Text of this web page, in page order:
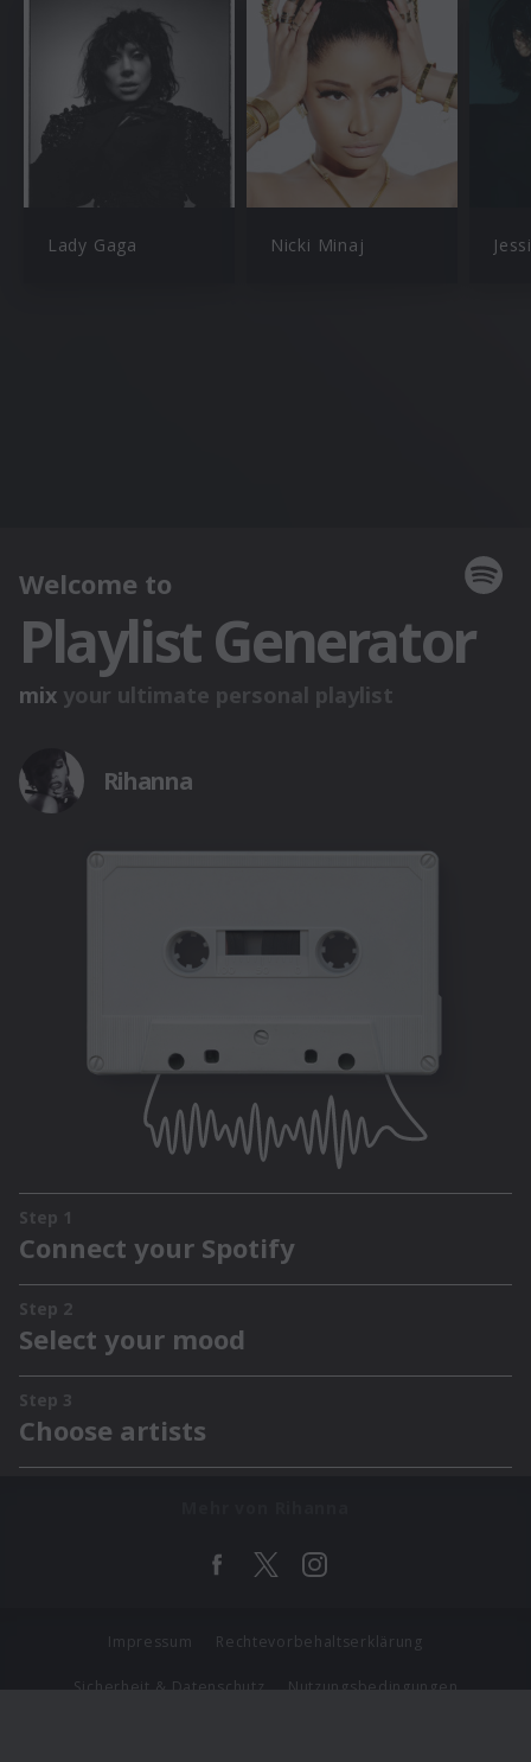
Lady Gaga Nicki Minaj
Impressum Rechtevorbehaltserklärung
Sicherheit & Datenschutz Nutzungsbedingungen